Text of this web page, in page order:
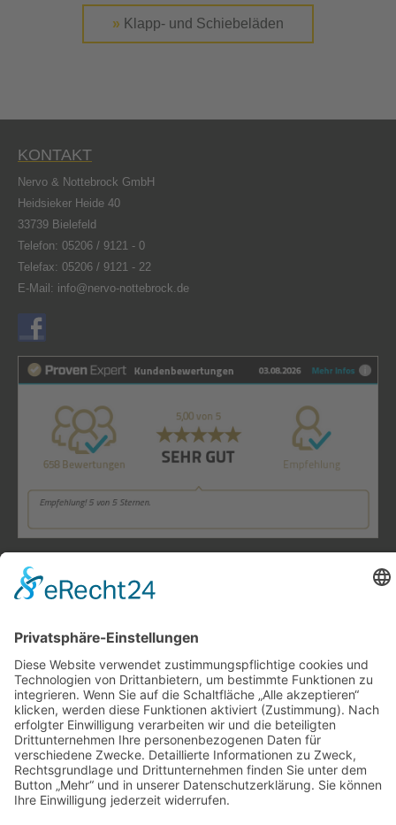
» Klapp- und Schiebeläden
KONTAKT
Nervo & Nottebrock GmbH
Heidsieker Heide 40
33739 Bielefeld
Telefon: 05206 / 9121 - 0
Telefax: 05206 / 9121 - 22
E-Mail: info@nervo-nottebrock.de
Kontakt
Impressum
Datenschutz
AGB
Barrierefreiheitserklärung